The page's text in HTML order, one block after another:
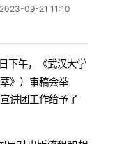
09-21 11:10
下午，《武汉大学
》）审稿会举
讲团工作给予了